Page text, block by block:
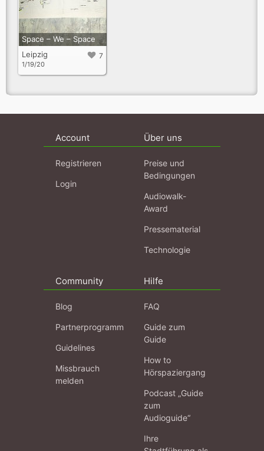
Space – We – Space
7
Leipzig
1/19/20
Account
Registrieren
Login
Über uns
Preise und
Bedingungen
Audiowalk-
Award
Pressematerial
Technologie
Community
Blog
Partnerprogramm
Guidelines
Missbrauch
melden
Hilfe
FAQ
Guide zum
Guide
How to
Hörspaziergang
Podcast „Guide
zum
Audioguide“
Ihre